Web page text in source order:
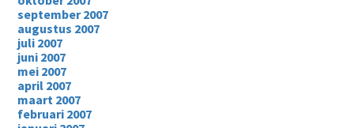
september 2007
augustus 2007
juli 2007
juni 2007
mei 2007
april 2007
maart 2007
februari 2007